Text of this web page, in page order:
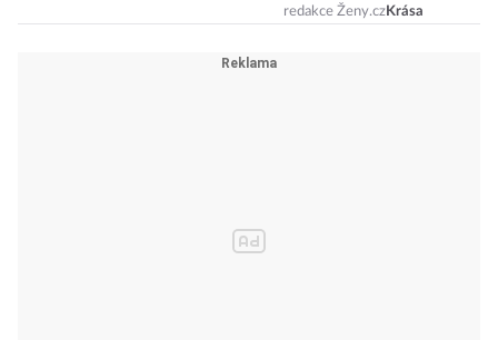
jako od kadeřníka
redakce Ženy.czKrása